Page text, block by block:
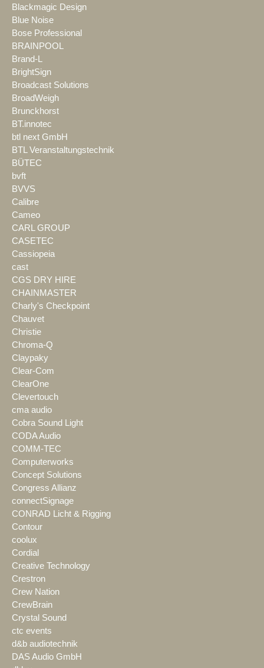
Blackmagic Design
Blue Noise
Bose Professional
BRAINPOOL
Brand-L
BrightSign
Broadcast Solutions
BroadWeigh
Brunckhorst
BT.innotec
btl next GmbH
BTL Veranstaltungstechnik
BÜTEC
bvft
BVVS
Calibre
Cameo
CARL GROUP
CASETEC
Cassiopeia
cast
CGS DRY HIRE
CHAINMASTER
Charly's Checkpoint
Chauvet
Christie
Chroma-Q
Claypaky
Clear-Com
ClearOne
Clevertouch
cma audio
Cobra Sound Light
CODA Audio
COMM-TEC
Computerworks
Concept Solutions
Congress Allianz
connectSignage
CONRAD Licht & Rigging
Contour
coolux
Cordial
Creative Technology
Crestron
Crew Nation
CrewBrain
Crystal Sound
ctc events
d&b audiotechnik
DAS Audio GmbH